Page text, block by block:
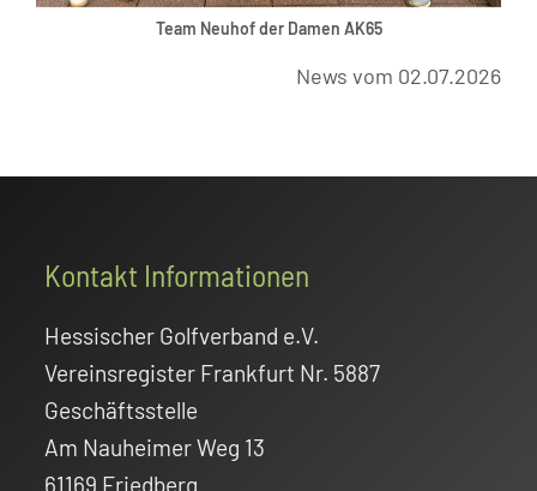
Team Neuhof der Damen AK65
News vom 02.07.2026
FooterKontakt Informationen
Hessischer Golfverband e.V.
Vereinsregister Frankfurt Nr. 5887
Geschäftsstelle
Am Nauheimer Weg 13
61169 Friedberg